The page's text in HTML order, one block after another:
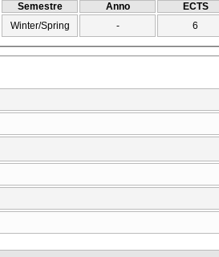
Semestre Anno
ECTS
Winter/Spring - 6